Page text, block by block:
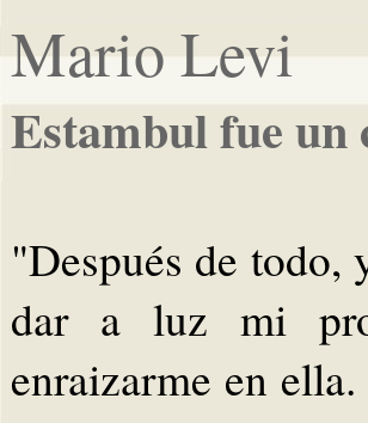
Mario Levi
Estambul fue un
"Después de
dar a luz mi
enraizarme en